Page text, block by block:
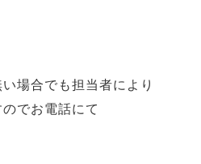
場合でも担当者により
でお電話にて